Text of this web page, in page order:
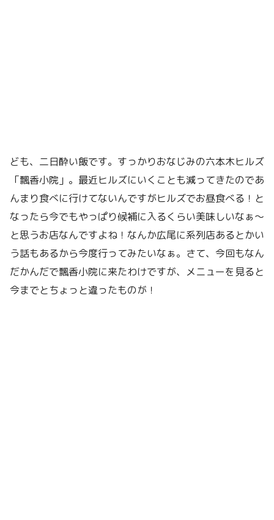
ども、二日酔い飯です。すっかりおなじみの六本木ヒルズ
「飄香小院」。最近ヒルズにいくことも減ってきたのであ
んまり食べに行けてないんですがヒルズでお昼食べる！と
なったら今でもやっぱり候補に入るくらい美味しいなぁ〜
と思うお店なんですよね！なんか広尾に系列店あるとかい
う話もあるから今度行ってみたいなぁ。さて、今回もなん
だかんだで飄香小院に来たわけですが、メニューを見ると
今までとちょっと違ったものが！